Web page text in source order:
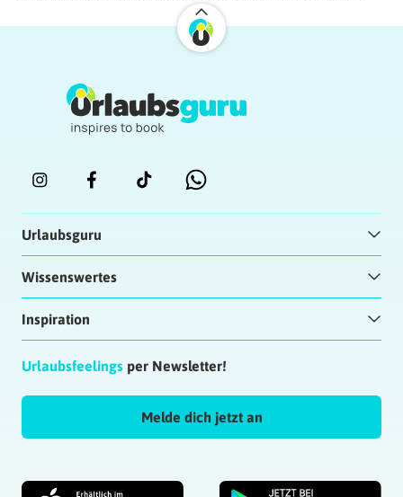
Urlaubsguru
Wissenswertes
Inspiration
Urlaubsfeelings per Newsletter!
Melde dich jetzt an